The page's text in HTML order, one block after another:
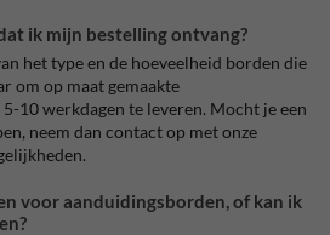
ik mijn bestelling ontvang?
het type en de hoeveelheid borden die
om op maat gemaakte
10 werkdagen te leveren. Mocht je een
neem dan contact op met onze
voor aanduidingsborden, of kan ik